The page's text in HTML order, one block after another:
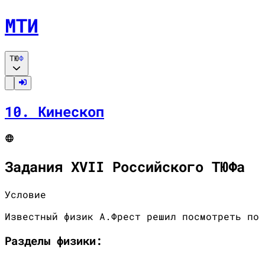
МТИ
ТЮФ
10. Кинескоп
Задания XVII Российского ТЮФа
Условие
Известный физик А.Фрест решил посмотреть
Разделы физики :